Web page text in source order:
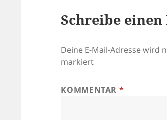
Schreibe
Deine E-Mail-Adresse wird
markiert
KOMMENTAR *